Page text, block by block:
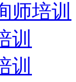
师培训
训
训